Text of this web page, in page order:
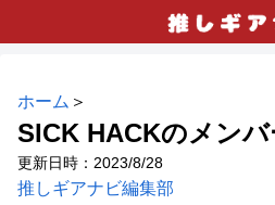
ホーム ＞
SICK HACKのメン
2023/8/28
推しギアナビ編集部